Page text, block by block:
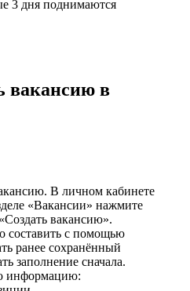
3 дня поднимаются
вакансию в
В личном кабинете
«Вакансии» нажмите
вакансию».
составить с помощью
ранее сохранённый
заполнение сначала.
информацию: